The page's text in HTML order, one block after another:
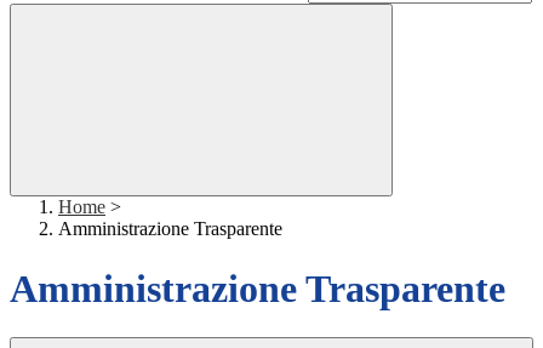
Home >
Amministrazione Trasparente
Amministrazione Trasparente